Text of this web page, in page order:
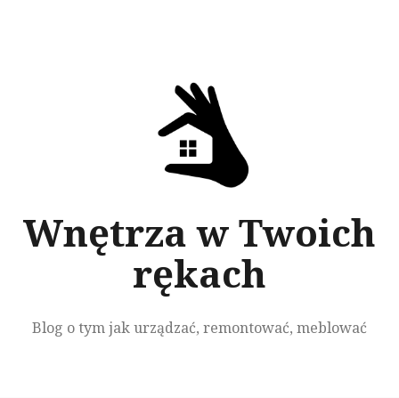
Wnętrza w Twoich
rękach
Blog o tym jak urządzać, remontować, meblować